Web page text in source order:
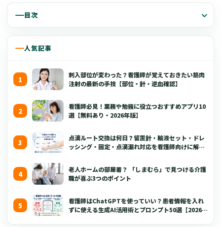
目次
人気記事
刺入部位が変わった？看護師が覚えておきたい筋肉
注射の最新の手技【部位・針・逆血確認】
看護師必見！業務や勉強に役立つおすすめアプリ10
選【無料あり・2026年版】
点滴ルート交換は何日？留置針・輸液セット・ドレ
ッシング・固定・点滴漏れ対応を看護師向けに解説
老人ホームの部屋着？ 「しまむら」で見つける介護
職が喜ぶ3つのポイント
看護師はChatGPTを使っていい？患者情報を入れ
ずに使える生成AI活用術とプロンプト50選【2026年